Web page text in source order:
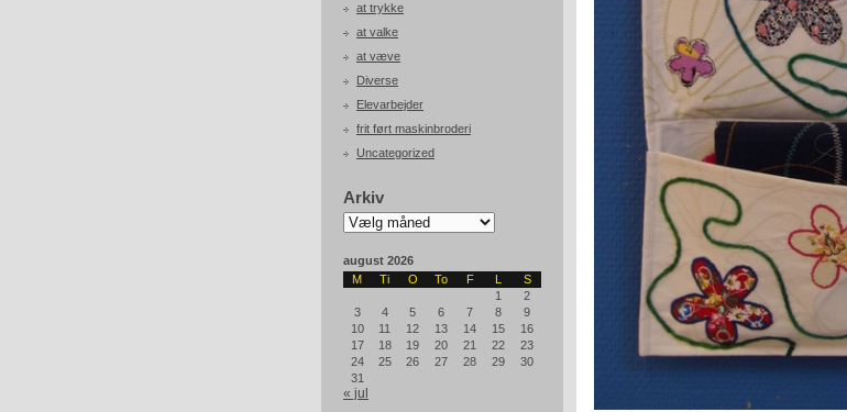
at trykke
at valke
at væve
Diverse
Elevarbejder
frit ført maskinbroderi
Uncategorized
Arkiv
Arkiv
august 2026
M
Ti O To F L
S
1
2
3
4 5 6 7 8
9
10
11 12 13 14 15
16
17
18 19 20 21 22
23
24
25 26 27 28 29
30
31
« jul